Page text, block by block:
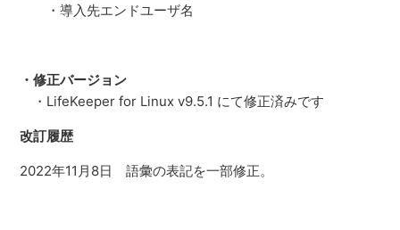
・導入先エンドユーザ名
・修正バージョン
・LifeKeeper for Linux v9.5.1 にて修正済みです
改訂履歴
2022年11月8日 語彙の表記を一部修正。